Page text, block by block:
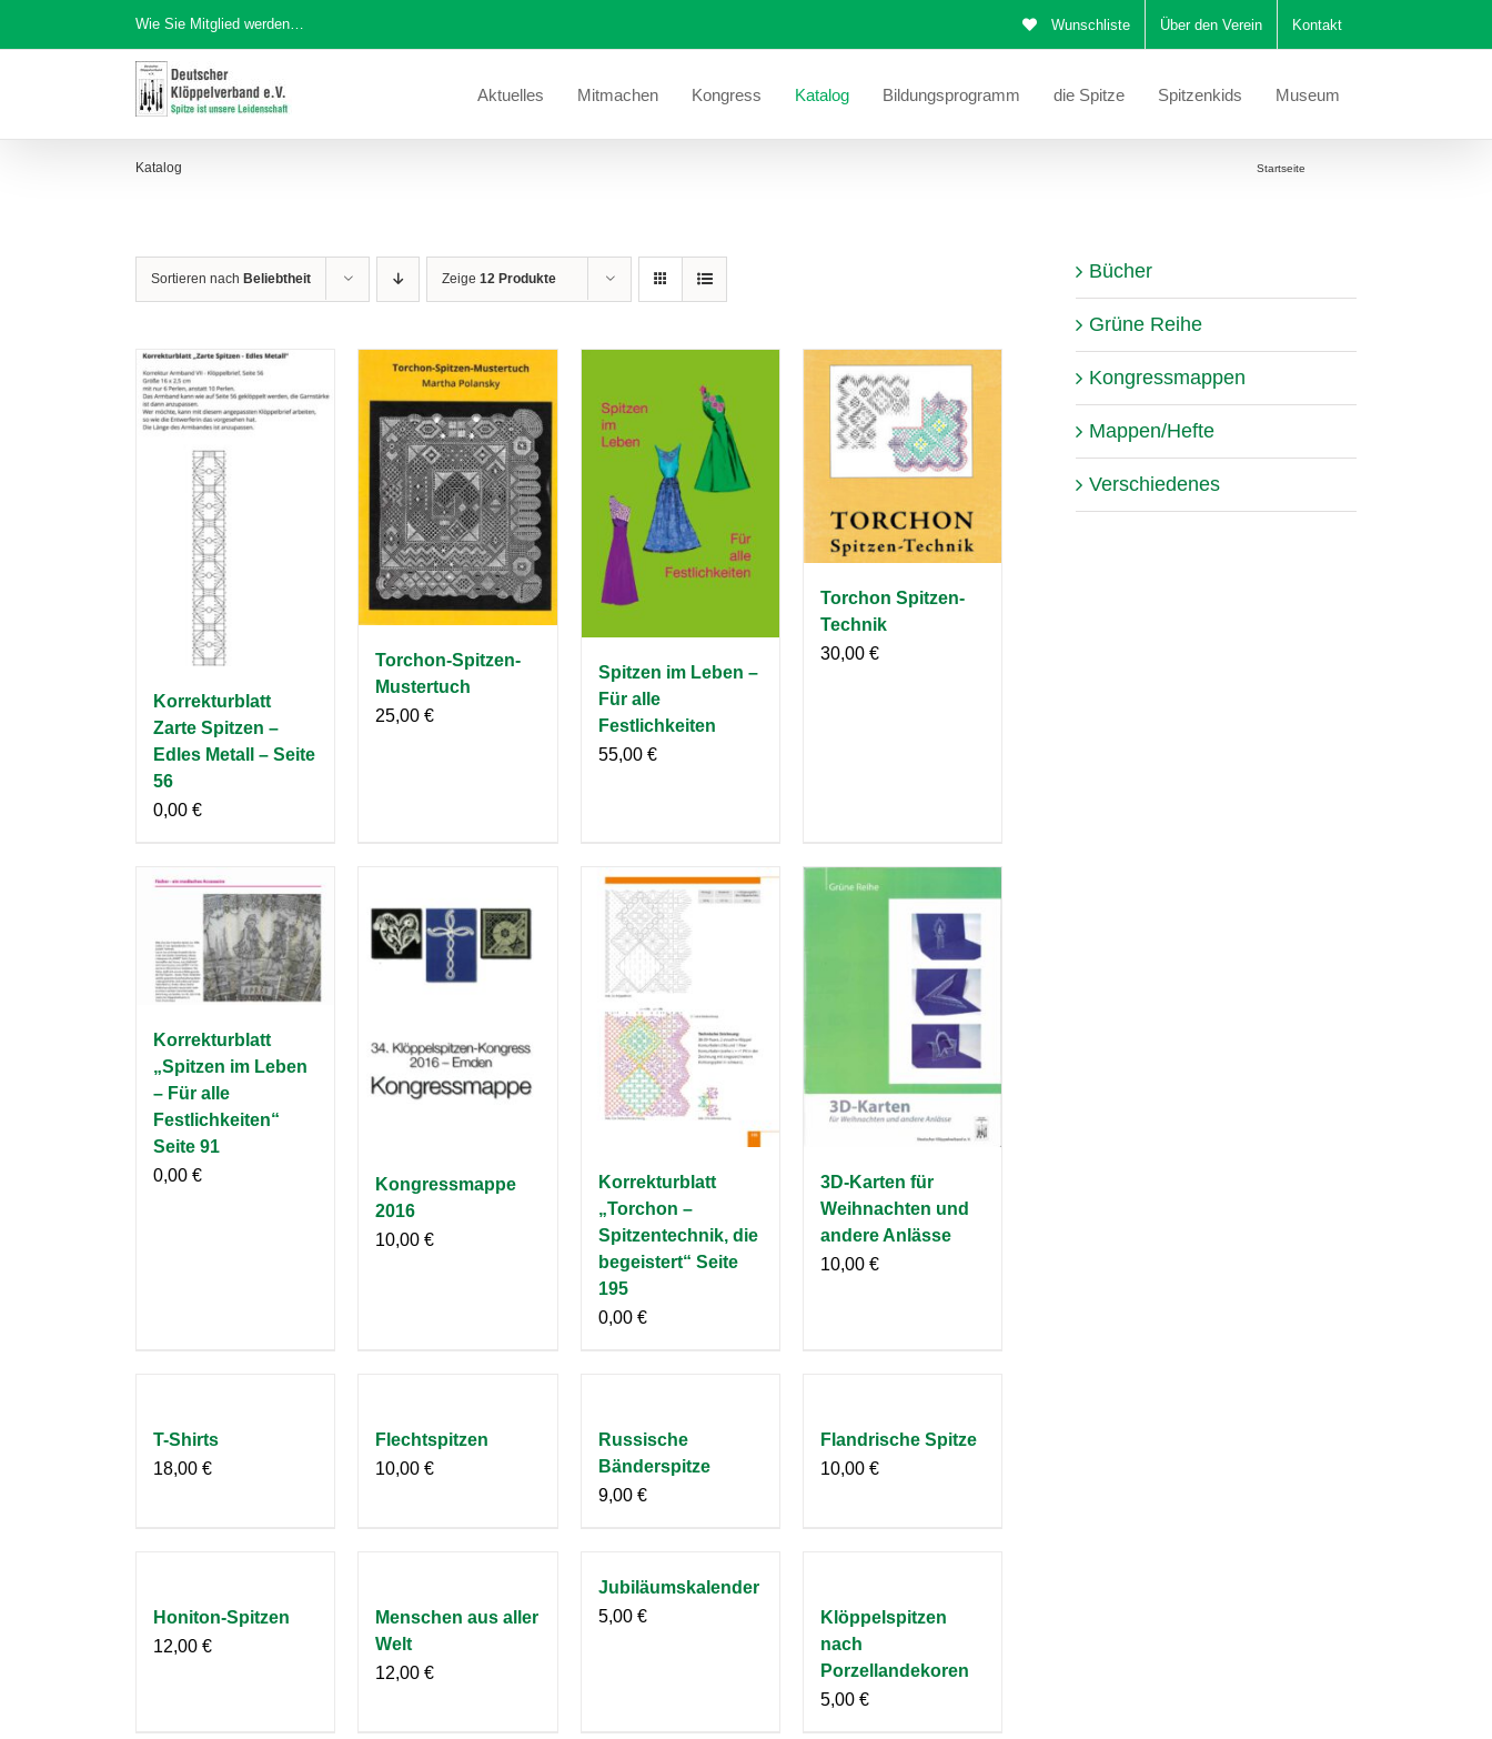
Inhalt
Wie Sie Mitglied werden… Wunschliste Über den Verein Kontakt
Aktuelles Mitmachen Kongress Katalog Bildungsprogramm die Spitze Spitzenkids Museum
Katalog Startseite
Sortieren nach Beliebtheit Zeige 12 Produkte
Korrekturblatt
Zarte Spitzen –
Edles Metall – Seite
56
0,00 €
Torchon-Spitzen-
Mustertuch
25,00€
Spitzen im Leben –
Für alle
Festlichkeiten
55,00 €
Torchon Spitzen-
Technik
30,00 €
Korrekturblatt
„Spitzen im Leben
– Für alle
Festlichkeiten“
Seite 91
0,00 €
Kongressmappe
2016
10,00€
Korrekturblatt
„Torchon –
Spitzentechnik, die
begeistert“ Seite
195
0,00 €
3D-Karten für
Weihnachten und
andere Anlässe
10,00 €
T-Shirts
18,00 €
Flechtspitzen
10,00€
Russische
Bänderspitze
9,00 €
Flandrische Spitze
10,00 €
Honiton-Spitzen
12,00 €
Menschen aus aller
Welt
12,00€
Jubiläumskalender
5,00 €
Klöppelspitzen
nach
Porzellandekoren
5,00 €
Bücher
Grüne Reihe
Kongressmappen
Mappen/Hefte
Verschiedenes